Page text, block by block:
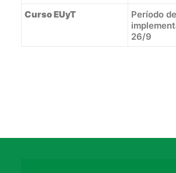
Curso EUyT
Período de
26/9